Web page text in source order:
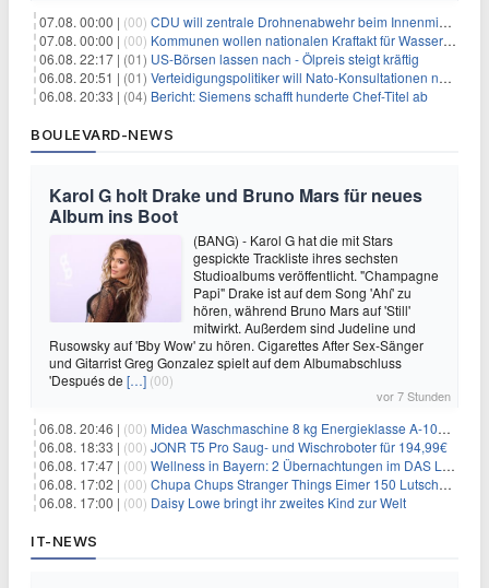
07.08. 00:00 | (00) CDU will zentrale Drohnenabwehr beim Innenministerium
07.08. 00:00 | (00) Kommunen wollen nationalen Kraftakt für Wasserversorgung
06.08. 22:17 | (01) US-Börsen lassen nach - Ölpreis steigt kräftig
06.08. 20:51 | (01) Verteidigungspolitiker will Nato-Konsultationen nach Drohnenfund
06.08. 20:33 | (04) Bericht: Siemens schafft hunderte Chef-Titel ab
BOULEVARD-NEWS
Karol G holt Drake und Bruno Mars für neues
Album ins Boot
(BANG) - Karol G hat die mit Stars
gespickte Trackliste ihres sechsten
Studioalbums veröffentlicht. "Champagne
Papi" Drake ist auf dem Song 'Ahí' zu
hören, während Bruno Mars auf 'Still'
mitwirkt. Außerdem sind Judeline und
Rusowsky auf 'Bby Wow' zu hören. Cigarettes After Sex-Sänger
und Gitarrist Greg Gonzalez spielt auf dem Albumabschluss
'Después de […] (00)
vor 7 Stunden
06.08. 20:46 | (00) Midea Waschmaschine 8 kg Energieklasse A-10% 1400 U/Min für 289,97€
06.08. 18:33 | (00) JONR T5 Pro Saug- und Wischroboter für 194,99€
06.08. 17:47 | (00) Wellness in Bayern: 2 Übernachtungen im DAS LUDWIG Sports Resort inkl. HP + Wellness ab 174€ p.P.
06.08. 17:02 | (00) Chupa Chups Stranger Things Eimer 150 Lutscher für 21,95€
06.08. 17:00 | (00) Daisy Lowe bringt ihr zweites Kind zur Welt
IT-NEWS